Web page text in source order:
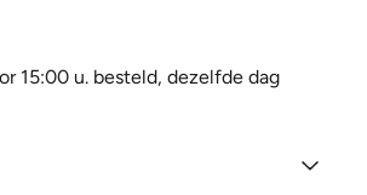
15:00 u. besteld, dezelfde dag